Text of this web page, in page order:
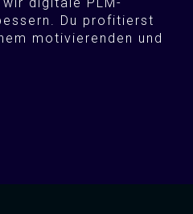
digitale PLM-
Du profitierst
motivierenden und